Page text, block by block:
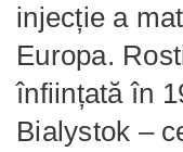
injecție a
Europa.
înființată în
Bialystok –